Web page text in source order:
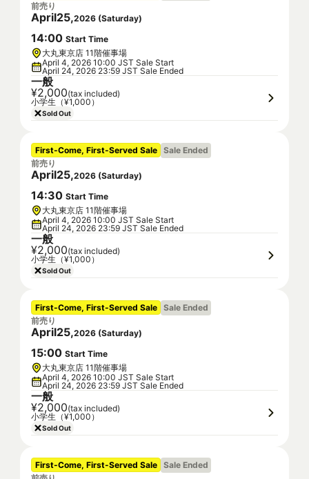
前売り
April25,2026 (Saturday)
14:00 Start Time
大丸東京店 11階催事場
April 4, 2026 10:00 JST Sale Start
April 24, 2026 23:59 JST Sale Ended
一般
¥2,000(tax included)
小学生（¥1,000）
Sold Out
First-Come, First-Served Sale Sale Ended
前売り
April25,2026 (Saturday)
14:30 Start Time
大丸東京店 11階催事場
April 4, 2026 10:00 JST Sale Start
April 24, 2026 23:59 JST Sale Ended
一般
¥2,000(tax included)
小学生（¥1,000）
Sold Out
First-Come, First-Served Sale Sale Ended
前売り
April25,2026 (Saturday)
15:00 Start Time
大丸東京店 11階催事場
April 4, 2026 10:00 JST Sale Start
April 24, 2026 23:59 JST Sale Ended
一般
¥2,000(tax included)
小学生（¥1,000）
Sold Out
First-Come, First-Served Sale Sale Ended